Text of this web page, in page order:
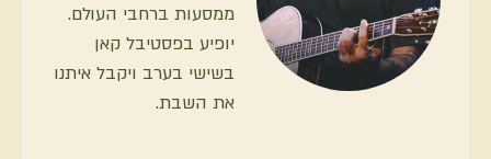
ממסעות ברחבי העולם.
יופיע בפסטיבל קאן
בשישי בערב ויקבל איתנו
את השבת.